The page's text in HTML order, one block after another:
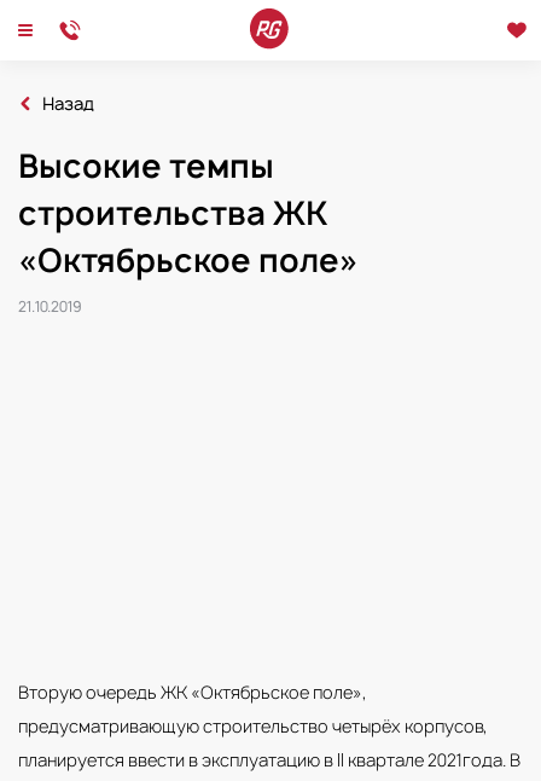
2019
Высокие темпы строительства ЖК «Октябрьское поле»
Новости Интервью Мероприятия
Назад
Высокие темпы
строительства ЖК
«Октябрьское поле»
21.10.2019
Вторую очередь ЖК «Октябрьское поле»,
предусматривающую строительство четырёх корпусов,
планируется ввести в эксплуатацию в II квартале 2021года. В